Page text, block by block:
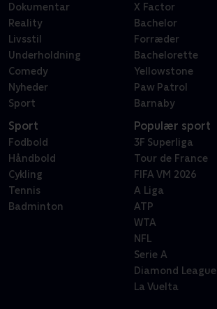
Dokumentar
Reality
Livsstil
Underholdning
Comedy
Nyheder
Sport
X Factor
Bachelor
Forræder
Bachelorette
Yellowstone
Paw Patrol
Barnaby
Sport
Fodbold
Håndbold
Cykling
Tennis
Badminton
Populær sport
3F Superliga
Tour de France
FIFA VM 2026
A Liga
ATP
WTA
NFL
Serie A
Diamond League
La Vuelta